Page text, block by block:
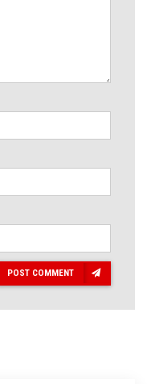
POST COMMENT